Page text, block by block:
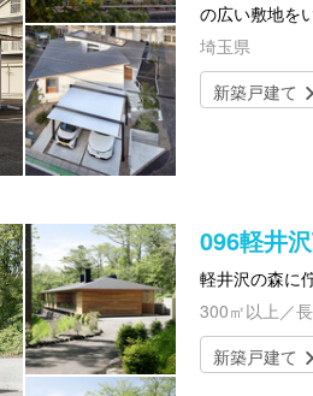
の広い敷地を
埼玉県
新築戸建て
096軽井
軽井沢の森に
300㎡以上／
新築戸建て